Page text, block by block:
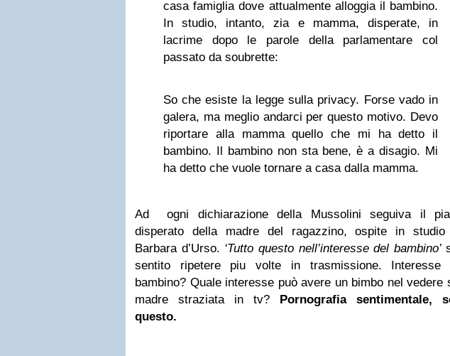
casa famiglia dove attualmente alloggia il bambino.
In studio, intanto, zia e mamma, disperate, in
lacrime dopo le parole della parlamentare col
passato da soubrette:
So che esiste la legge sulla privacy. Forse vado in
galera, ma meglio andarci per questo motivo. Devo
riportare alla mamma quello che mi ha detto il
bambino. Il bambino non sta bene, è a disagio. Mi
ha detto che vuole tornare a casa dalla mamma.
Ad ogni dichiarazione della Mussolini seguiva il
disperato della madre del ragazzino, ospite in studio
Barbara d’Urso. ‘Tutto questo nell’interesse del bambino’
sentito ripetere piu volte in trasmissione. Interesse
bambino? Quale interesse può avere un bimbo nel vedere
madre straziata in tv? Pornografia sentimentale,
questo.